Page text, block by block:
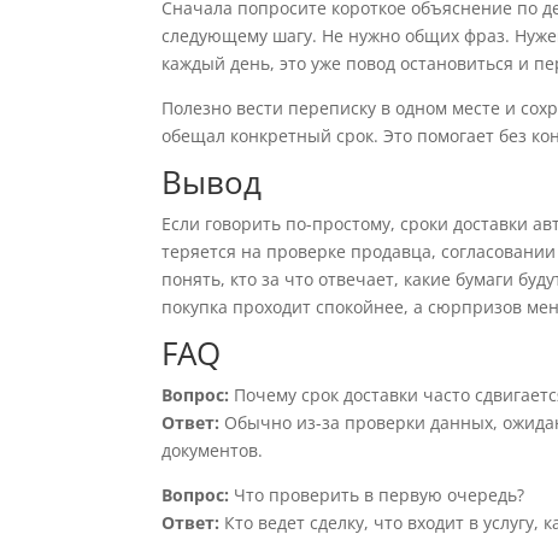
Сначала попросите короткое объяснение по
следующему шагу. Не нужно общих фраз.
каждый день, это уже повод остановиться и
Полезно вести переписку в одном месте и
обещал конкретный срок. Это помогает без
Вывод
Если говорить по-простому, сроки доставки
теряется на проверке продавца,
понять, кто за что отвечает, какие бумаги
покупка проходит спокойнее, а сюрпризов
FAQ
Вопрос: Почему срок доставки часто
Ответ: Обычно из-за проверки данных,
документов.
Вопрос: Что проверить в первую очередь?
Ответ: Кто ведет сделку, что входит в